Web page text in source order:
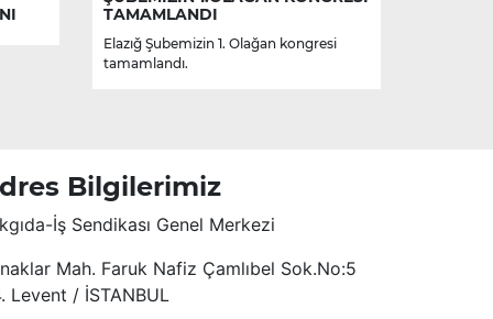
TAMAMLANDI
Elazığ Şubemizin 1. Olağan kongresi
tamamlandı.
Bilgilerimiz
İş Sendikası Genel Merkezi
Mah. Faruk Nafiz Çamlıbel Sok.No:5
Levent / İSTANBUL